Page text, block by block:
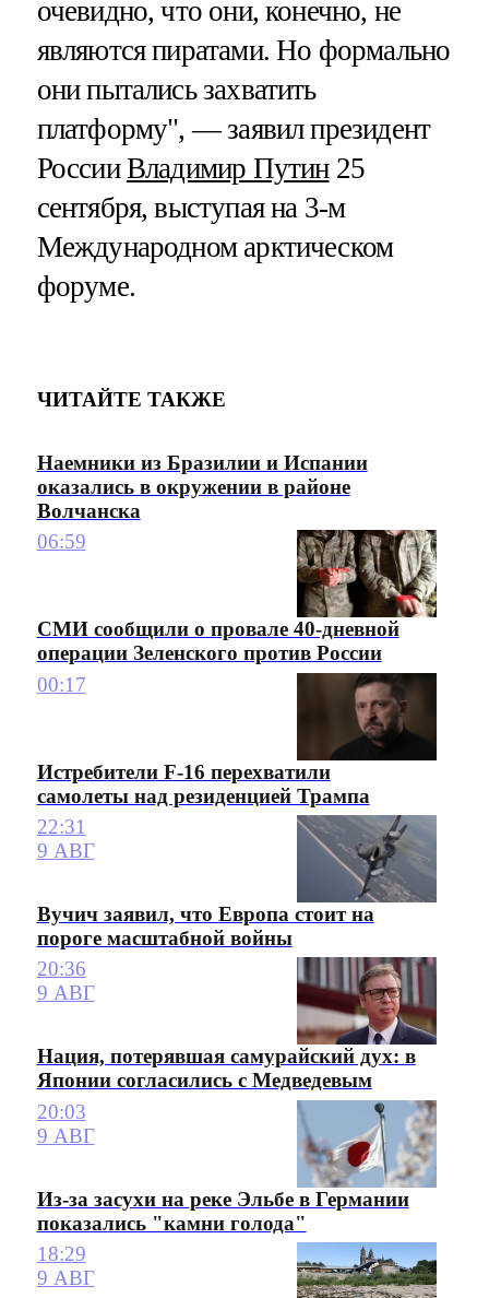
очевидно, что они, конечно, не
являются пиратами. Но формально
они пытались захватить
платформу", — заявил президент
РоссииВладимир Путин25
сентября, выступая на 3-м
Международном арктическом
форуме.
ЧИТАЙТЕ ТАКЖЕ
Наемники из Бразилии и Испании
оказались в окружении в районе
Волчанска
06:59
СМИ сообщили о провале 40-дневной
операции Зеленского против России
00:17
Истребители F-16 перехватили
самолеты над резиденцией Трампа
22:31
9 АВГ
Вучич заявил, что Европа стоит на
пороге масштабной войны
20:36
9 АВГ
Нация, потерявшая самурайский дух: в
Японии согласились с Медведевым
20:03
9 АВГ
Из-за засухи на реке Эльбе в Германии
показались "камни голода"
18:29
9 АВГ